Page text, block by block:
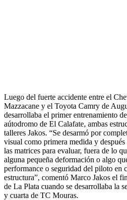
Luego del fuerte accidente entre el
Mazzacane y el Toyota Camry de
desarrollaba el primer entrenamiento
aútodromo de El Calafate, ambas
talleres Jakos. “Se desarmó por
visual como primera medida y después
las matrices para evaluar, fuera de lo
alguna pequeña deformación o algo
performance o seguridad del piloto en
estructura”, comentó Marco Jakos el
de La Plata cuando se desarrollaba la
y cuarta de TC Mouras.